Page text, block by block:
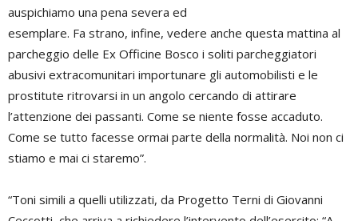
auspichiamo una pena severa ed
esemplare. Fa strano, infine, vedere anche questa mattina al
parcheggio delle Ex Officine Bosco i soliti parcheggiatori
abusivi extracomunitari importunare gli automobilisti e le
prostitute ritrovarsi in un angolo cercando di attirare
l’attenzione dei passanti. Come se niente fosse accaduto.
Come se tutto facesse ormai parte della normalità. Noi non ci
stiamo e mai ci staremo”.
“Toni simili a quelli utilizzati, da Progetto Terni di Giovanni